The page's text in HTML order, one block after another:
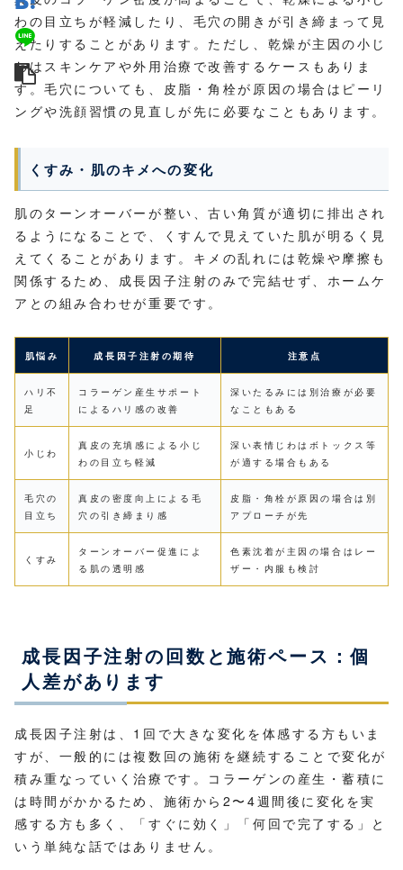
わの目立ちが軽減したり、毛穴の開きが引き締まって見
えたりすることがあります。ただし、乾燥が主因の小じ
わはスキンケアや外用治療で改善するケースもありま
す。毛穴についても、皮脂・角栓が原因の場合はピーリ
ングや洗顔習慣の見直しが先に必要なこともあります。
くすみ・肌のキメへの変化
肌のターンオーバーが整い、古い角質が適切に排出され
るようになることで、くすんで見えていた肌が明るく見
えてくることがあります。キメの乱れには乾燥や摩擦も
関係するため、成長因子注射のみで完結せず、ホームケ
アとの組み合わせが重要です。
肌悩み 成長因子注射の期待 注意点
ハリ不
足
コラーゲン産生サポート
によるハリ感の改善
深いたるみには別治療が必要
なこともある
小じわ
真皮の充填感による小じ
わの目立ち軽減
深い表情じわはボトックス等
が適する場合もある
毛穴の
目立ち
真皮の密度向上による毛
穴の引き締まり感
皮脂・角栓が原因の場合は別
アプローチが先
くすみ
ターンオーバー促進によ
る肌の透明感
色素沈着が主因の場合はレー
ザー・内服も検討
成長因子注射の回数と施術ペース：個
人差があります
成長因子注射は、1回で大きな変化を体感する方もいま
すが、一般的には複数回の施術を継続することで変化が
積み重なっていく治療です。コラーゲンの産生・蓄積に
は時間がかかるため、施術から2〜4週間後に変化を実
感する方も多く、「すぐに効く」「何回で完了する」と
いう単純な話ではありません。